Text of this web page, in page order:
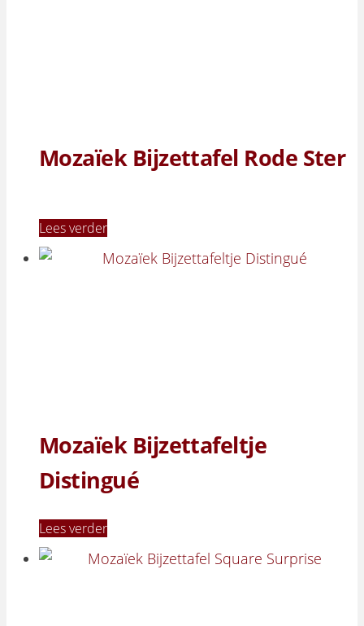
Mozaïek Bijzettafel Rode Ster
Lees verder
Mozaïek Bijzettafeltje
Distingué
Lees verder